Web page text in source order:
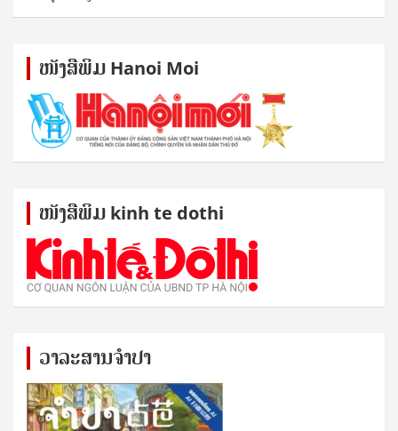
ໜັງ​ສື​ພິມ Hanoi Moi
ໜັງ​ສື​ພິມ kinh te dothi
ວາລະສານຈຳປາ